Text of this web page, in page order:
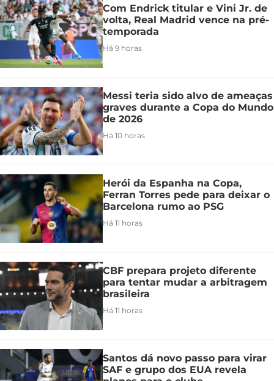
Com Endrick titular e Vini Jr. de
volta, Real Madrid vence na pré-
temporada
Há 9 horas
Messi teria sido alvo de ameaças
graves durante a Copa do Mundo
de 2026
Há 10 horas
Herói da Espanha na Copa,
Ferran Torres pede para deixar o
Barcelona rumo ao PSG
Há 11 horas
CBF prepara projeto diferente
para tentar mudar a arbitragem
brasileira
Há 11 horas
Santos dá novo passo para virar
SAF e grupo dos EUA revela